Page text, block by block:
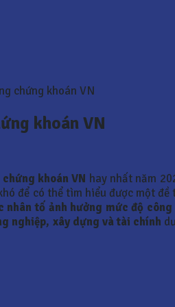
chứng khoán VN
khoán VN
khoán VN hay nhất năm
để có thể tìm hiểu được một
nhân tố ảnh hưởng mức độ
nghiệp, xây dựng và tài chính